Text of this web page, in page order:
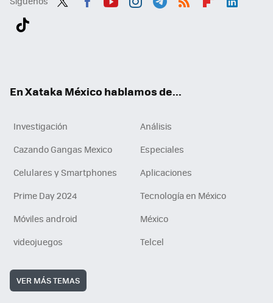
En Xataka México hablamos de...
Investigación
Análisis
Cazando Gangas Mexico
Especiales
Celulares y Smartphones
Aplicaciones
Prime Day 2024
Tecnología en México
Móviles android
México
videojuegos
Telcel
VER MÁS TEMAS